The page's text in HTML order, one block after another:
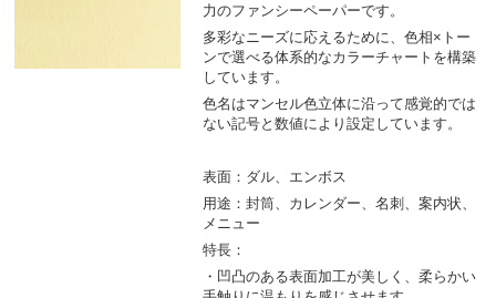
力のファンシーペーパーです。
多彩なニーズに応えるために、色相×トー
ンで選べる体系的なカラーチャートを構築
しています。
色名はマンセル色立体に沿って感覚的では
ない記号と数値により設定しています。
表面：ダル、エンボス
用途：封筒、カレンダー、名刺、案内状、
メニュー
特長：
・凹凸のある表面加工が美しく、柔らかい